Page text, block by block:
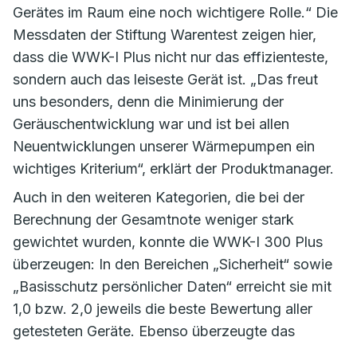
Gerätes im Raum eine noch wichtigere Rolle.“ Die
Messdaten der Stiftung Warentest zeigen hier,
dass die WWK-I Plus nicht nur das effizienteste,
sondern auch das leiseste Gerät ist. „Das freut
uns besonders, denn die Minimierung der
Geräuschentwicklung war und ist bei allen
Neuentwicklungen unserer Wärmepumpen ein
wichtiges Kriterium“, erklärt der Produktmanager.
Auch in den weiteren Kategorien, die bei der
Berechnung der Gesamtnote weniger stark
gewichtet wurden, konnte die WWK-I 300 Plus
überzeugen: In den Bereichen „Sicherheit“ sowie
„Basisschutz persönlicher Daten“ erreicht sie mit
1,0 bzw. 2,0 jeweils die beste Bewertung aller
getesteten Geräte. Ebenso überzeugte das